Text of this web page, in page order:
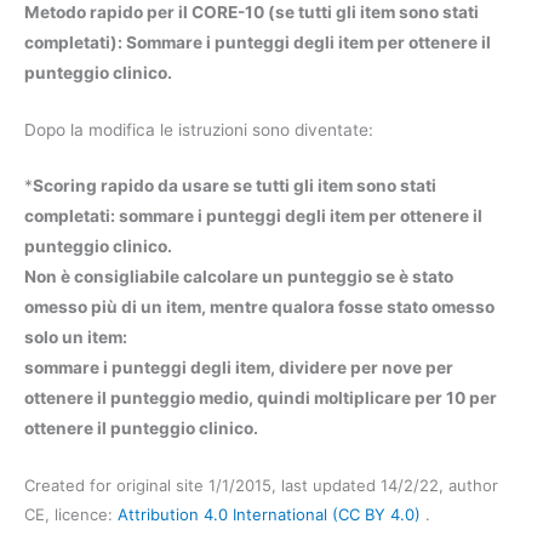
Metodo rapido per il CORE-10 (se tutti gli item sono stati
completati): Sommare i punteggi degli item per ottenere il
punteggio clinico.
Dopo la modifica le istruzioni sono diventate:
*Scoring rapido da usare se tutti gli item sono stati
completati: sommare i punteggi degli item per ottenere il
punteggio clinico.
Non è consigliabile calcolare un punteggio se è stato
omesso più di un item, mentre qualora fosse stato omesso
solo un item:
sommare i punteggi degli item, dividere per nove per
ottenere il punteggio medio, quindi moltiplicare per 10 per
ottenere il punteggio clinico.
Created for original site 1/1/2015, last updated 14/2/22, author
CE, licence: Attribution 4.0 International (CC BY 4.0) .